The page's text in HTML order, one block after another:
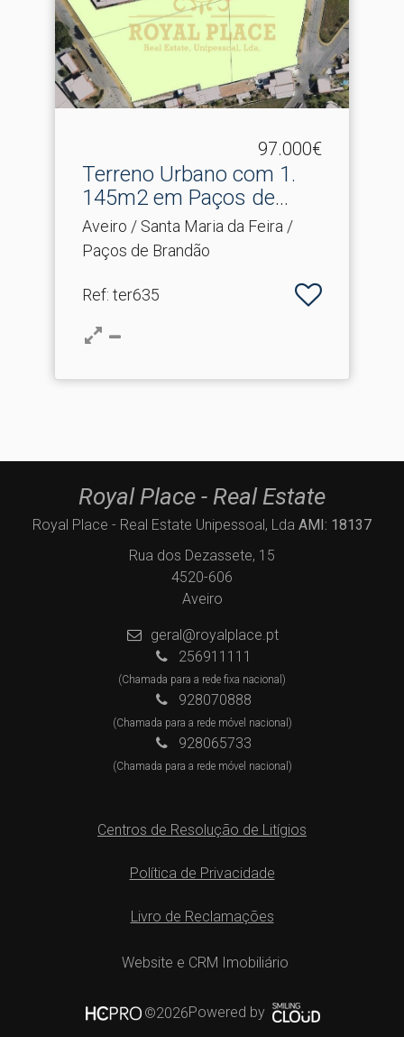
97.000€
Terreno Urbano com 1.​
145m2 em Paços de
Brandã...
Aveiro / Santa Maria da Feira /
Paços de Brandão
Ref: ter635
Royal Place - Real Estate
Royal Place - Real Estate Unipessoal, Lda AMI: 18137
Rua dos Dezassete, 15
4520-606
Aveiro
geral@royalplace.pt
256911111
(Chamada para a rede fixa nacional)
928070888
(Chamada para a rede móvel nacional)
928065733
(Chamada para a rede móvel nacional)
Centros de Resolução de Litígios
Política de Privacidade
Livro de Reclamações
Website e CRM Imobiliário
©2026Powered by